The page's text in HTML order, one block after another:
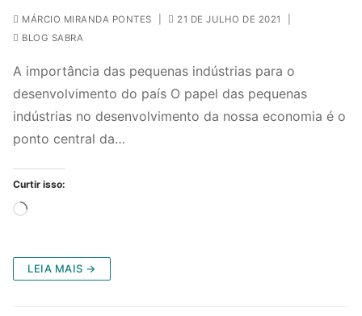
MÁRCIO MIRANDA PONTES 21 DE JULHO DE 2021
BLOG SABRA
A importância das pequenas indústrias para o
desenvolvimento do país O papel das pequenas
indústrias no desenvolvimento da nossa economia é o
ponto central da…
Curtir isso:
Carregando...
LEIA MAIS →